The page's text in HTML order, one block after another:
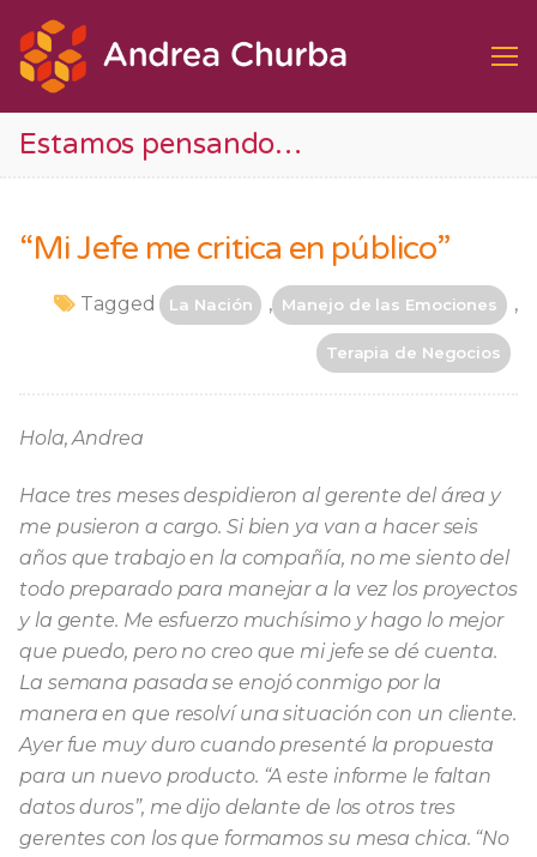
contenido
Estamos pensando…
“Mi Jefe me critica en público”
Tagged La Nación , Manejo de las Emociones ,
Terapia de Negocios
Hola, Andrea
Hace tres meses despidieron al gerente del área y
me pusieron a cargo. Si bien ya van a hacer seis
años que trabajo en la compañía, no me siento del
todo preparado para manejar a la vez los proyectos
y la gente. Me esfuerzo muchísimo y hago lo mejor
que puedo, pero no creo que mi jefe se dé cuenta.
La semana pasada se enojó conmigo por la
manera en que resolví una situación con un cliente.
Ayer fue muy duro cuando presenté la propuesta
para un nuevo producto. “A este informe le faltan
datos duros”, me dijo delante de los otros tres
gerentes con los que formamos su mesa chica. “No